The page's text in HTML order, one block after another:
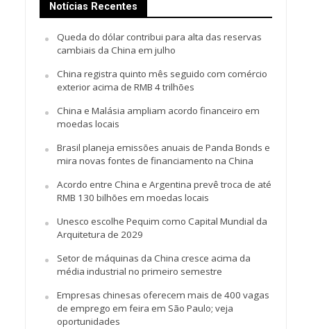
Notícias Recentes
Queda do dólar contribui para alta das reservas
cambiais da China em julho
China registra quinto mês seguido com comércio
exterior acima de RMB 4 trilhões
China e Malásia ampliam acordo financeiro em
moedas locais
Brasil planeja emissões anuais de Panda Bonds e
mira novas fontes de financiamento na China
Acordo entre China e Argentina prevê troca de até
RMB 130 bilhões em moedas locais
Unesco escolhe Pequim como Capital Mundial da
Arquitetura de 2029
Setor de máquinas da China cresce acima da
média industrial no primeiro semestre
Empresas chinesas oferecem mais de 400 vagas
de emprego em feira em São Paulo; veja
oportunidades